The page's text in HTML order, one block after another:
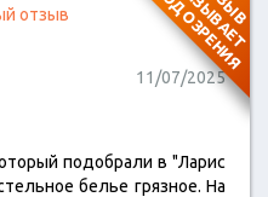
П
Я
отзыв
11/07/2025
подобрали в "Ларис
белье грязное. На